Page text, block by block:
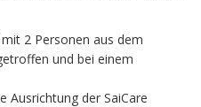
2 Personen aus dem
und bei einem
Ausrichtung der SaiCare